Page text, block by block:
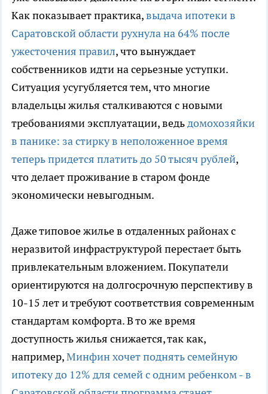
Как показывает практика,выдача ипотеки в
Саратовской области рухнула на 64% после
ужесточения правил, что вынуждает
собственников идти на серьезные уступки.
Ситуация усугубляется тем, что многие
владельцы жилья сталкиваются с новыми
требованиями эксплуатации, ведьдомохозяйки
в панике: за стирку в неположенное время
теперь придется платить до 50 тысяч рублей,
что делает проживание в старом фонде
экономически невыгодным.
Даже типовое жилье в отдаленных районах с
неразвитой инфраструктурой перестает быть
привлекательным вложением. Покупатели
ориентируются на долгосрочную перспективу в
10-15 лет и требуют соответствия современным
стандартам комфорта. В то же время
доступность жилья снижается, так как,
например,Минфин хочет поднять семейную
ипотеку до 12% для семей с одним ребенком - в